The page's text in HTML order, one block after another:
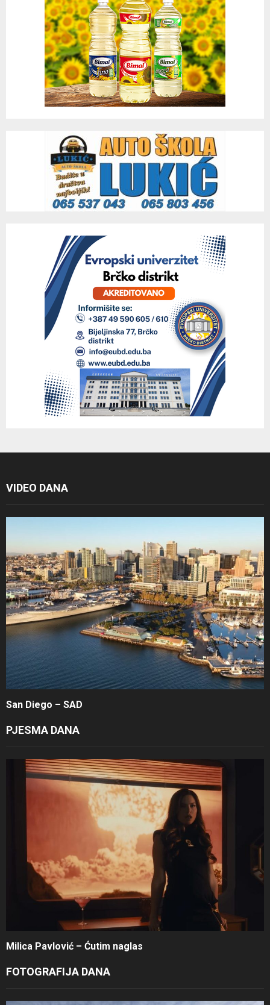
VIDEO DANA
San Diego – SAD
PJESMA DANA
Milica Pavlović – Ćutim naglas
FOTOGRAFIJA DANA